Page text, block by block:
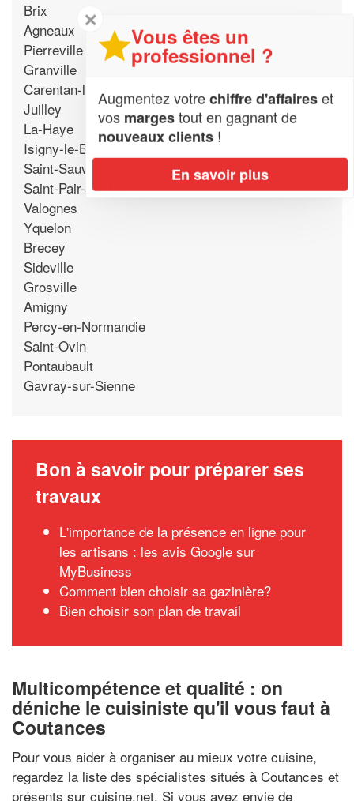
Brix
Agneaux
Pierreville
Granville
Carentan-les-Marais
Juilley
La-Haye
Isigny-le-Buat
Saint-Sauveur-Villages
Saint-Pair-sur-Mer
Valognes
Yquelon
Brecey
Sideville
Grosville
Amigny
Percy-en-Normandie
Saint-Ovin
Pontaubault
Gavray-sur-Sienne
Bon à savoir pour préparer ses
travaux
L'importance de la présence en ligne pour
les artisans : les avis Google sur
MyBusiness
Comment bien choisir sa gazinière?
Bien choisir son plan de travail
Multicompétence et qualité : on
déniche le cuisiniste qu'il vous faut à
Coutances
Pour vous aider à organiser au mieux votre cuisine,
regardez la liste des spécialistes situés à Coutances et
présents sur cuisine.net. Si vous avez envie de
✕
Vous êtes un
professionnel ?
Augmentez votrechiffre d'affaireset
vos margestout en gagnant de
nouveaux clients !
En savoir plus